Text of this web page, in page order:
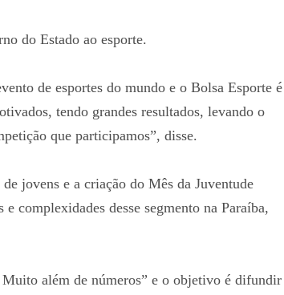
do Estado ao esporte.
de esportes do mundo e o Bolsa Esporte é
tendo grandes resultados, levando o
que participamos”, disse.
jovens e a criação do Mês da Juventude
complexidades desse segmento na Paraíba,
além de números” e o objetivo é difundir